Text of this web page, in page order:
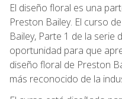
El diseño floral es una
Preston Bailey. El curso
Bailey, Parte 1 de la serie
oportunidad para que
diseño floral de Preston
más reconocido de la